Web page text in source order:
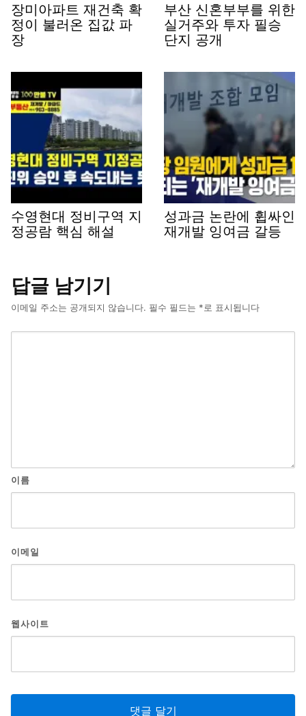
장미아파트 재건축 확
정이 불러온 집값 파
장
부산 신혼부부를 위한
실거주와 투자 필승
단지 공개
수영현대 정비구역 지
정공람 핵심 해설
성과금 논란에 휩싸인
재개발 잉여금 갈등
답글 남기기
이메일 주소는 공개되지 않습니다. 필수 필드는 *로 표시됩니다
이름
이메일
웹사이트